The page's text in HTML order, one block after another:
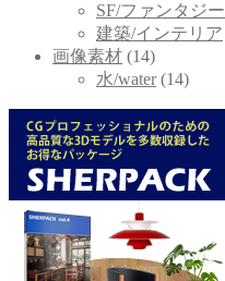
SF/ファンタジー
建築/インテリア
画像素材 (14)
水/water (14)